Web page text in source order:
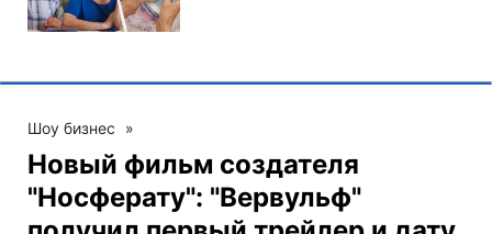
Шоу бизнес »
Новый фильм создателя
"Носферату": "Вервульф"